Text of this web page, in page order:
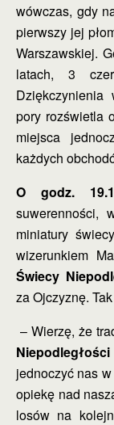
wówczas, gdy
pierwszy jej
Warszawskiej.
latach, 3
pory rozświetla
miejsca
każdych
O godz.
suwerenności,
miniatury
wizerunkiem
Świecy
za Ojczyznę.
– Wierzę, że
Niepodległości
jednoczyć nas
opiekę nad
losów na